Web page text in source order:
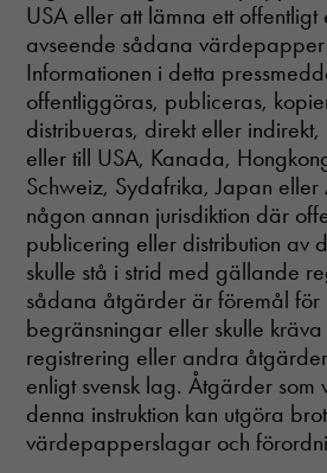
USA eller att lämna ett
avseende sådana värdepapper
Informationen i detta
offentliggöras, publiceras,
distribueras, direkt eller
eller till USA, Kanada,
Schweiz, Sydafrika, Japan eller
någon annan jurisdiktion där
publicering eller distribution av
skulle stå i strid med gällande
sådana åtgärder är föremål för
begränsningar eller skulle
registrering eller andra
enligt svensk lag. Åtgärder som
denna instruktion kan utgöra
värdepapperslagar och
In
us